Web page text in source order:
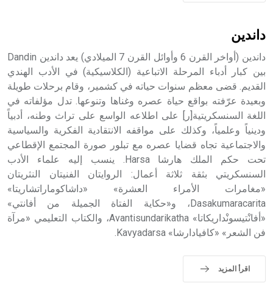
داندين
داندين (أواخر القرن 6 وأوائل القرن 7 الميلادي) يعد داندين Dandin
بين كبار أدباء المرحلة الاتباعية (الكلاسيكية) في الأدب الهندي
القديم. قضى معظم سنوات حياته في كشمير، وقام برحلات طويلة
وبعيدة عرّفته بواقع حياة عصره وغناها وتنوعها. تدل مؤلفاته في
اللغة السنسكريتية[ر] على اطلاعه الواسع على تراث وطنه، أدبياً
ودينياً وعلمياً، وكذلك على مواقفه الانتقادية الفكرية والسياسية
والاجتماعية تجاه قضايا عصره مع تبلور صورة المجتمع الإقطاعي
تحت حكم الملك هارشا Harsa. ينسب إليه علماء الأدب
السنسكريتي بثقة ثلاثة أعمال: الروايتان الفنيتان النثريتان
«مغامرات الأمراء العشرة» «داشاكوماراتشاريتا»
Dasakumaracarita، و«حكاية الفتاة الجميلة من أفانتي»
«أفانْتيسونْداريكاتا» Avantisundarikatha، والكتاب التعليمي «مرآة
فن الشعر» «كافيادارشا» Kavyadarsa.
اقرأ المزيد